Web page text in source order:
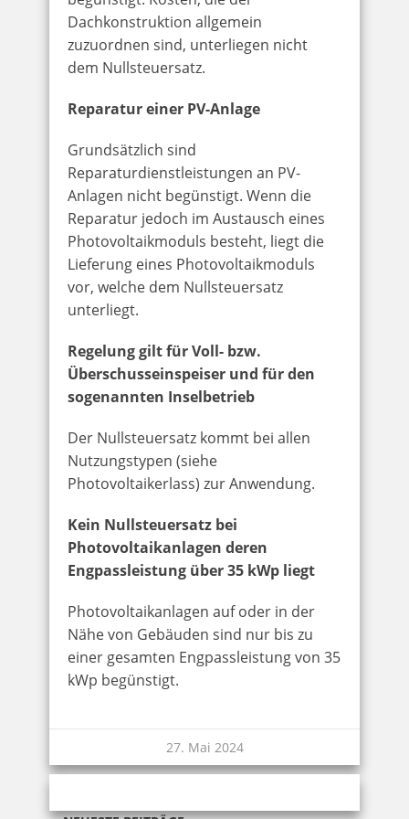
Dachkonstruktion allgemein
zuzuordnen sind, unterliegen nicht
dem Nullsteuersatz.
Reparatur einer PV-Anlage
Grundsätzlich sind
Reparaturdienstleistungen an PV-
Anlagen nicht begünstigt. Wenn die
Reparatur jedoch im Austausch eines
Photovoltaikmoduls besteht, liegt die
Lieferung eines Photovoltaikmoduls
vor, welche dem Nullsteuersatz
unterliegt.
Regelung gilt für Voll- bzw.
Überschusseinspeiser und für den
sogenannten Inselbetrieb
Der Nullsteuersatz kommt bei allen
Nutzungstypen (siehe
Photovoltaikerlass) zur Anwendung.
Kein Nullsteuersatz bei
Photovoltaikanlagen deren
Engpassleistung über 35 kWp liegt
Photovoltaikanlagen auf oder in der
Nähe von Gebäuden sind nur bis zu
einer gesamten Engpassleistung von 35
kWp begünstigt.
27. Mai 2024